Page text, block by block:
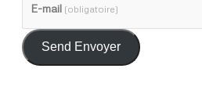
E-mail (obligatoire)
Send Envoyer